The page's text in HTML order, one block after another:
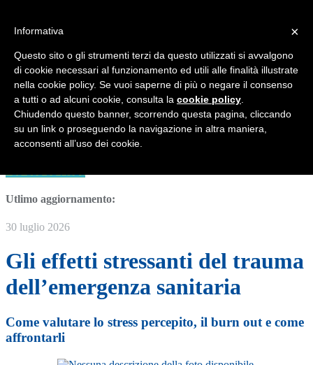
MENU
Grottaferrata
Roma
CHIUSURA ESTIVA dal 10 agosto al 7 settembre 2026
Utlimo aggiornamento:
30 luglio 2026
Gli effetti stressanti del trauma
dell’emergenza sanitaria
Come valutare lo stress percepito, il burn out e come
affrontarli
×
Informativa
Questo sito o gli strumenti terzi da questo utilizzati si avvalgono
di cookie necessari al funzionamento ed utili alle finalità illustrate
nella cookie policy. Se vuoi saperne di più o negare il consenso
a tutti o ad alcuni cookie, consulta la cookie policy
Chiudendo questo banner, scorrendo questa pagina, cliccando
su un link o proseguendo la navigazione in altra maniera,
acconsenti all’uso dei cookie.